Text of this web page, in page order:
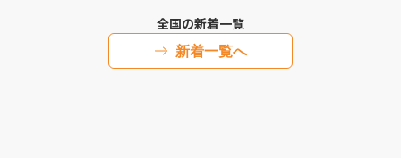
全国の新着一覧
新着一覧へ